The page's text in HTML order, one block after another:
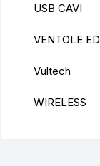
USB CAVI
VENTOLE
Vultech
WIRELESS